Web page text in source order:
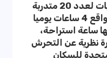
دورات تدريبية مكثفة للفتيات لعدد 20 متدربة
بالدورة التدريبية الواحدة بواقع 4 ساعات يوميا
ساعة استراحة،
نظرية عن التحرش
للسكان